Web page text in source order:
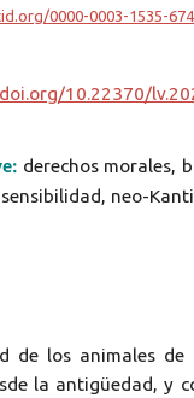
0000-0003-1535-
10.22370/
derechos morales,
neo-
de los animales
la antigüedad, y